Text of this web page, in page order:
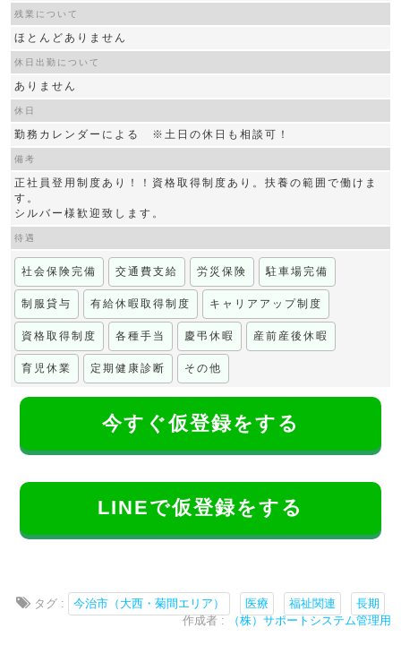
残業について
ほとんどありません
休日出勤について
ありません
休日
勤務カレンダーによる ※土日の休日も相談可！
備考
正社員登用制度あり！！資格取得制度あり。扶養の範囲で働けま
す。
シルバー様歓迎致します。
待遇
社会保険完備 交通費支給 労災保険 駐車場完備
制服貸与 有給休暇取得制度 キャリアアップ制度
資格取得制度 各種手当 慶弔休暇 産前産後休暇
育児休業 定期健康診断 その他
今すぐ仮登録をする
LINEで仮登録をする
タグ : 今治市（大西・菊間エリア） 医療 福祉関連
長期
作成者 :
（株）サポートシステム管理用